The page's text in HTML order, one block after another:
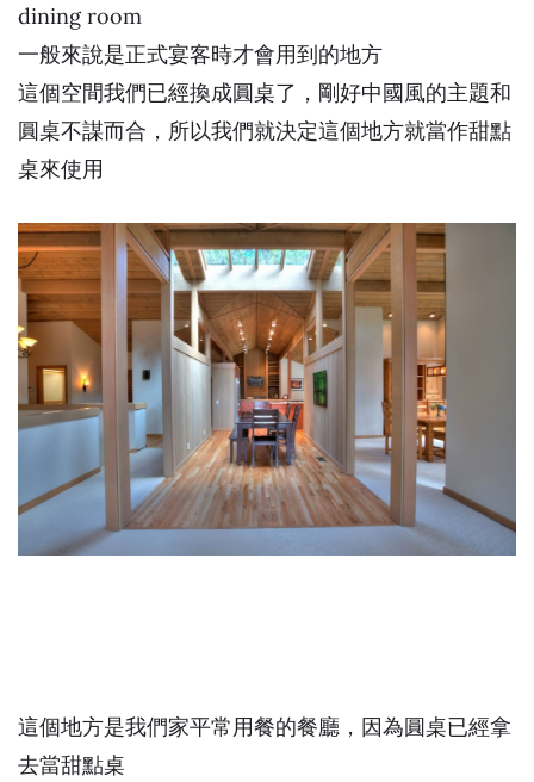
dining room
一般來說是正式宴客時才會用到的地方
這個空間我們已經換成圓桌了，剛好中國風的主題和
圓桌不謀而合，所以我們就決定這個地方就當作甜點
桌來使用
這個地方是我們家平常用餐的餐廳，因為圓桌已經拿
去當甜點桌